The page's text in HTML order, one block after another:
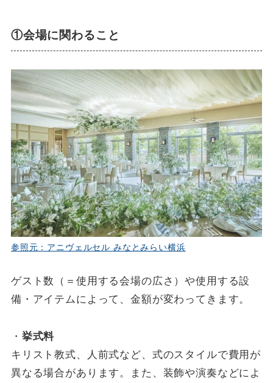
①会場に関わること
参照元：アニヴェルセル みなとみらい横浜
ゲスト数（＝使用する会場の広さ）や使用する設
備・アイテムによって、金額が変わってきます。
・ 挙式料
キリスト教式、人前式など、式のスタイルで費用が
異なる場合があります。また、装飾や演奏などによ